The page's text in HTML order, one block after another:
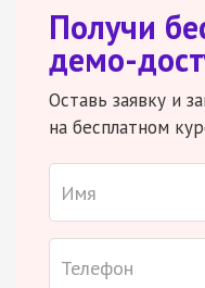
Получи
демо-
Оставь заявку и
на бесплатном